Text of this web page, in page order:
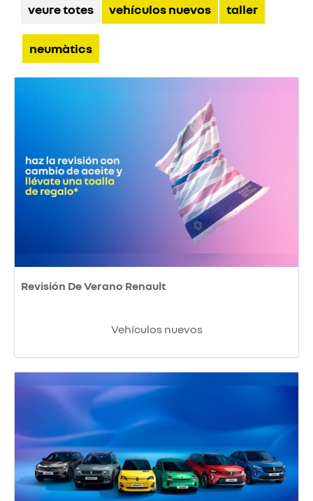
veure totes vehículos nuevos taller
neumàtics
Revisión De Verano Renault
Vehículos nuevos